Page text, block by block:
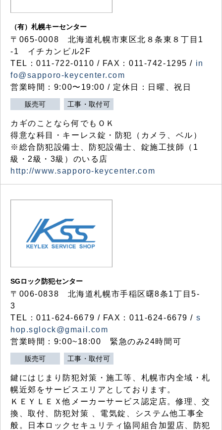
（有）札幌キーセンター
〒065-0008 北海道札幌市東区北８条東８丁目1
-1 イチカンビル2F
TEL：011-722-0110 / FAX：011-742-1295 / in
fo@sapporo-keycenter.com
営業時間：9:00〜19:00 / 定休日：日曜、祝日
販売可 工事・取付可
カギのことなら何でもＯＫ
得意な科目・キーレス錠・防犯（カメラ、ベル）
※総合防犯設備士、防犯設備士、錠施工技師（1
級・2級・3級）のいる店
http://www.sapporo-keycenter.com
SGロック防犯センター
〒006-0838 北海道札幌市手稲区曙8条1丁目5-
3
TEL：011-624-6679 / FAX：011-624-6679 / s
hop.sglock@gmail.com
営業時間：9:00~18:00 緊急のみ24時間可
販売可 工事・取付可
鍵にはじまり防犯対策・施工等、札幌市内全域・札
幌近郊をサービスエリアとしております。
ＫＥＹＬＥＸ他メーカーサービス認定店。修理、交
換、取付、防犯対策 、電気錠、システム他工事全
般。日本ロックセキュリティ協同組合加盟店、防犯